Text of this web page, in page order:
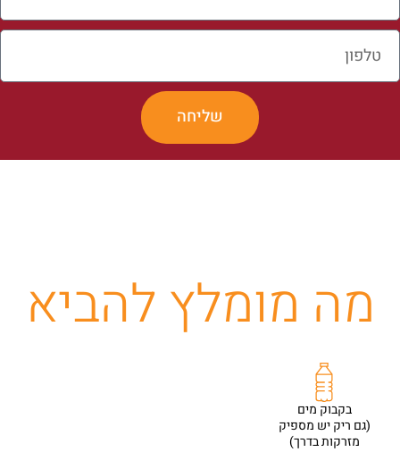
שליחה
מה מומלץ להביא
בקבוק מים
(גם ריק יש מספיק
מזרקות בדרך)